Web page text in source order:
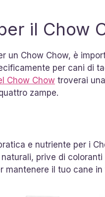
il Chow
un Chow Chow, è
per cani di
Chow Chow troverai
zampe.
e nutriente per i
prive di
mantenere il tuo cane